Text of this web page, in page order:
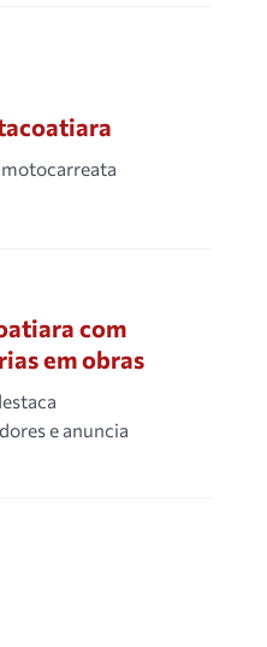
com
em obras
e anuncia